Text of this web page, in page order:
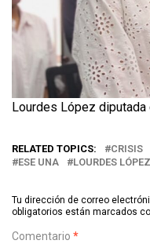
Lourdes López diputada
RELATED TOPICS: CRISIS
ESE UNA
LOURDES LÓPEZ
Tu dirección de correo
obligatorios están marcados
Comentario *